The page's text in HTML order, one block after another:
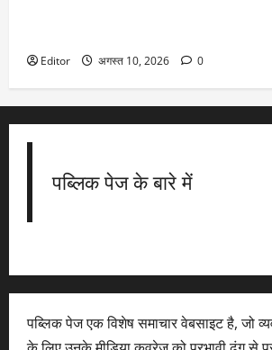
Editor अगस्त 10, 2026 0
पब्लिक पेज के बारे में
पब्लिक पेज एक विशेष समाचार वेबसाइट है, जो